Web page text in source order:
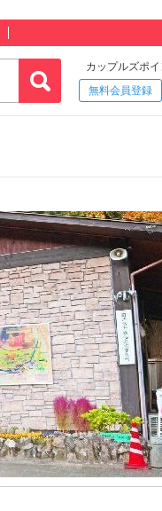
カップルズポイ
無料会員登録